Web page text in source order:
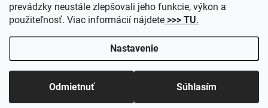
prevádzky neustále zlepšovali jeho funkcie, výkon a
použiteľnosť. Viac informácií nájdete >>> TU.
Nastavenie
Odmietnuť Súhlasím
supersvaly.sk
Vytvoril Shoptet
Copyright 2026SuperSvaly.sk. Všetky práva vyhradené.Upraviť nastavenie